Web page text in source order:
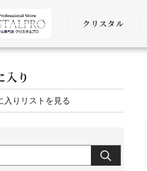
クリスタル
SWAROVSKI
入り
入りリストを見る